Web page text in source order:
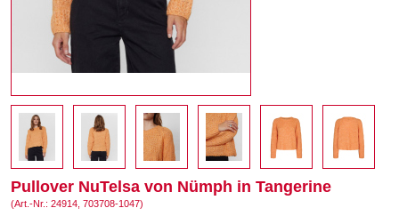
Pullover NuTelsa von Nümph in Tangerine
(Art.-Nr.: 24914, 703708-1047)